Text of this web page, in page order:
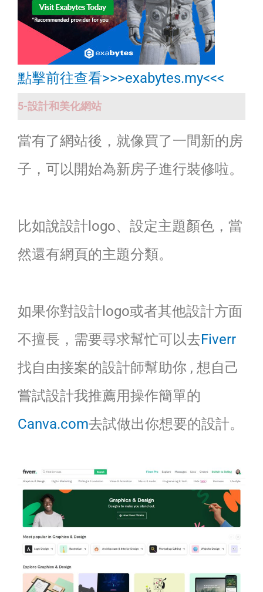
點擊前往查看>>>exabytes.my<<<
5-設計和美化網站
當有了網站後，就像買了一間新的房
子，可以開始為新房子進行裝修啦。
比如說設計logo、設定主題顏色，當
然還有網頁的主題分類。
如果你對設計logo或者其他設計方面
不擅長，需要尋求幫忙可以去Fiverr
找自由接案的設計師幫助你 , 想自己
嘗試設計我推薦用操作簡單的
Canva.com去試做出你想要的設計。